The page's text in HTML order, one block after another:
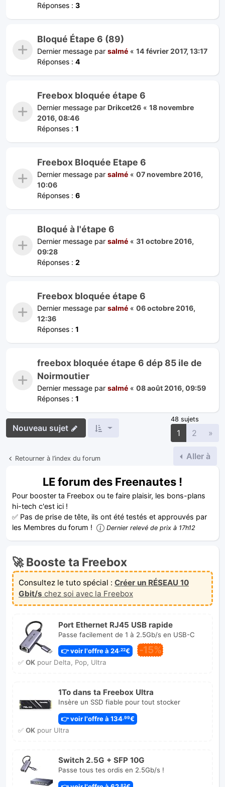
Réponses : 3
Bloqué Étape 6 (89)
Dernier message par salmé « 14 février 2017, 13:17
Réponses : 4
Freebox bloquée étape 6
Dernier message par Drikcet26 « 18 novembre
2016, 08:46
Réponses : 1
Freebox Bloquée Etape 6
Dernier message par salmé « 07 novembre 2016,
10:06
Réponses : 6
Bloqué à l'étape 6
Dernier message par salmé « 31 octobre 2016,
09:28
Réponses : 2
Freebox bloquée étape 6
Dernier message par salmé « 06 octobre 2016,
12:36
Réponses : 1
freebox bloquée étape 6 dép 85 ile de
Noirmoutier
Dernier message par salmé « 08 août 2016, 09:59
Réponses : 1
Nouveau sujet
48 sujets
1 2 »
Retourner à l’index du forum Aller à
LE forum des Freenautes !
Pour booster ta Freebox ou te faire plaisir, les bons-plans
hi-tech c'est ici !
✅ Pas de prise de tête, ils ont été testés et approuvés par
les Membres du forum !
Dernier relevé de prix à 17h12
🚀 Booste ta Freebox
Consultez le tuto spécial : Créer un RÉSEAU 10
Gbit/s chez soi avec la Freebox
Port Ethernet RJ45 USB rapide
Passe facilement de 1 à 2.5Gb/s en USB-C
👉 voir l'offre à 24 ,22€ -15%
✅ OKpour Delta, Pop, Ultra
1To dans ta Freebox Ultra
Insère un SSD fiable pour tout stocker
👉 voir l'offre à 134 ,99€
✅ OKpour Ultra
Switch 2.5G + SFP 10G
Passe tous tes ordis en 2.5Gb/s !
,82